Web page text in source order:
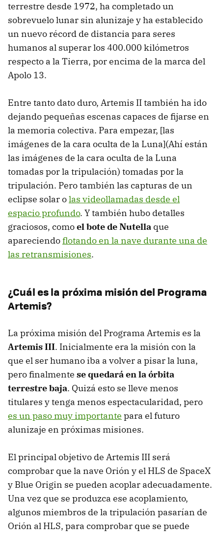
terrestre desde 1972, ha completado un
sobrevuelo lunar sin alunizaje y ha establecido
un nuevo récord de distancia para seres
humanos al superar los 400.000 kilómetros
respecto a la Tierra, por encima de la marca del
Apolo 13.
Entre tanto dato duro, Artemis II también ha ido
dejando pequeñas escenas capaces de fijarse en
la memoria colectiva. Para empezar, [las
imágenes de la cara oculta de la Luna](Ahí están
las imágenes de la cara oculta de la Luna
tomadas por la tripulación) tomadas por la
tripulación. Pero también las capturas de un
eclipse solar olas videollamadas desde el
espacio profundo. Y también hubo detalles
graciosos, comoel bote de Nutella que
apareciendoflotando en la nave durante una de
las retransmisiones.
¿Cuál es la próxima misión del Programa
Artemis?
La próxima misión del Programa Artemis es la
Artemis III. Inicialmente era la misión con la
que el ser humano iba a volver a pisar la luna,
pero finalmente se quedará en la órbita
terrestre baja. Quizá esto se lleve menos
titulares y tenga menos espectacularidad, pero
es un paso muy importante para el futuro
alunizaje en próximas misiones.
El principal objetivo de Artemis III será
comprobar que la nave Orión y el HLS de SpaceX
y Blue Origin se pueden acoplar adecuadamente.
Una vez que se produzca ese acoplamiento,
algunos miembros de la tripulación pasarían de
Orión al HLS, para comprobar que se puede